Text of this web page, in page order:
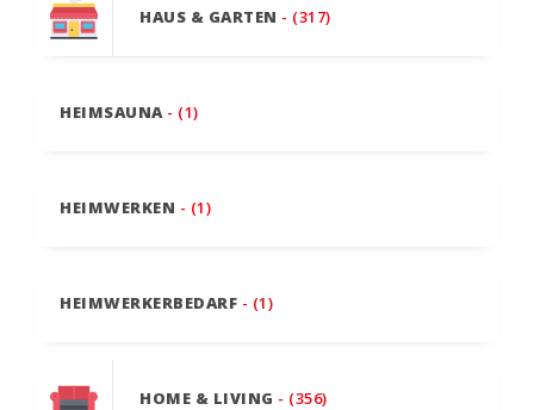
HAUS & GARTEN - (317)
HEIMSAUNA - (1)
HEIMWERKEN - (1)
HEIMWERKERBEDARF - (1)
HOME & LIVING - (356)